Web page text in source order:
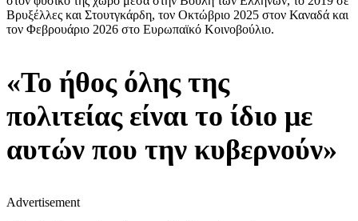
Βρυξέλλες και Στουτγκάρδη, τον Οκτώβριο 2025 στον Καναδά και
τον Φεβρουάριο 2026 στο Ευρωπαϊκό Κοινοβούλιο.
«Το ήθος όλης της
πολιτείας είναι το ίδιο με
αυτών που την κυβερνούν»
Advertisement